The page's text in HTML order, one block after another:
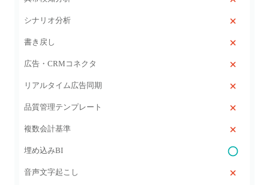
シナリオ分析
書き戻し
広告・CRMコネクタ
リアルタイム広告同期
品質管理テンプレート
複数会計基準
埋め込みBI
音声文字起こし